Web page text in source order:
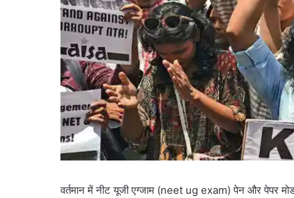
वर्तमान में नीट यूजी एग्जाम (neet ug exam) पेन और पेपर मोड